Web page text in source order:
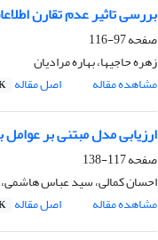
بررسی تاثیر عدم تقارن
صفحه97-116
زهره حاجیها، بهاره مرادیان
مشاهده مقاله
اصل مقاله
ارزیابی مدل مبتنی بر
صفحه117-138
احسان کمالی، سید عباس
مشاهده مقاله
اصل مقاله